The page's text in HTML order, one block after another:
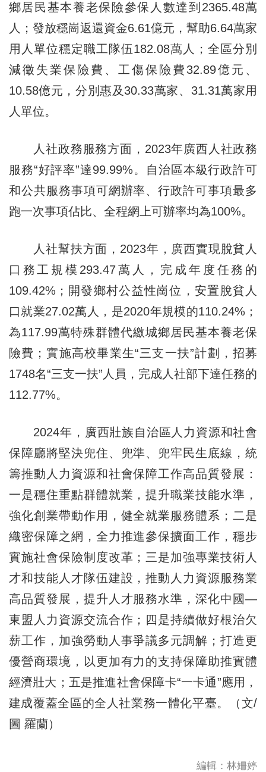
鄉居民基本養老保險參保人數達到2365.48萬
人；發放穩崗返還資金6.61億元，幫助6.64萬家
用人單位穩定職工隊伍182.08萬人；全區分別
減徵失業保險費、工傷保險費32.89億元、
10.58億元，分別惠及30.33萬家、31.31萬家用
人單位。
人社政務服務方面，2023年廣西人社政務
服務“好評率”達99.99%。自治區本級行政許可
和公共服務事項可網辦率、行政許可事項最多
跑一次事項佔比、全程網上可辦率均為100%。
人社幫扶方面，2023年，廣西實現脫貧人
口務工規模293.47萬人，完成年度任務的
109.42%；開發鄉村公益性崗位，安置脫貧人
口就業27.02萬人，是2020年規模的110.24%；
為117.99萬特殊群體代繳城鄉居民基本養老保
險費；實施高校畢業生“三支一扶”計劃，招募
1748名“三支一扶”人員，完成人社部下達任務的
112.77%。
2024年，廣西壯族自治區人力資源和社會
保障廳將堅決兜住、兜準、兜牢民生底線，統
籌推動人力資源和社會保障工作高品質發展：
一是穩住重點群體就業，提升職業技能水準，
強化創業帶動作用，健全就業服務體系；二是
織密保障之網，全力推進參保擴面工作，穩步
實施社會保險制度改革；三是加強專業技術人
才和技能人才隊伍建設，推動人力資源服務業
高品質發展，提升人才服務水準，深化中國—
東盟人力資源交流合作；四是持續做好根治欠
薪工作，加強勞動人事爭議多元調解；打造更
優營商環境，以更加有力的支持保障助推實體
經濟壯大；五是推進社會保障卡“一卡通”應用，
建成覆蓋全區的全人社業務一體化平臺。（文/
圖 羅蘭）
編輯：林姍婷